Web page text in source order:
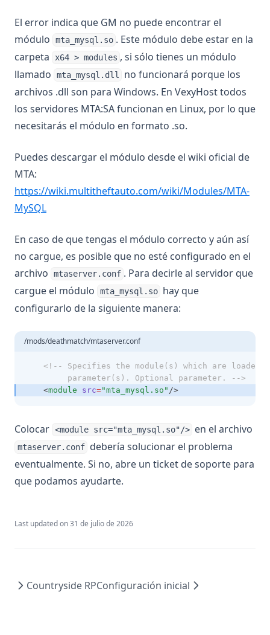
El error indica que GM no puede encontrar el
módulo
mta_mysql.so . Este módulo debe estar en la
carpeta
x64 > modules , si sólo tienes un módulo
llamado
mta_mysql.dll
no funcionará porque los
archivos .dll son para Windows. En VexyHost todos
los servidores MTA:SA funcionan en Linux, por lo que
necesitarás el módulo en formato .so.
Puedes descargar el módulo desde el wiki oficial de
MTA:
https://wiki.multitheftauto.com/wiki/Modules/MTA-
MySQL(opens in a new tab)
En caso de que tengas el módulo correcto y aún así
no cargue, es posible que no esté configurado en el
archivo
mtaserver.conf . Para decirle al servidor que
cargue el módulo
mta_mysql.so hay que
configurarlo de la siguiente manera:
/mods/deathmatch/mtaserver.conf
<!-- Specifies the module(s) which are loaded
         parameter(s). Optional parameter. -->
    <
module src="mta_mysql.so" />
Colocar <module src="mta_mysql.so"/> en el archivo
mtaserver.conf debería solucionar el problema
eventualmente. Si no, abre un ticket de soporte para
que podamos ayudarte.
Last updated on31 de julio de 2026
Countryside RPConfiguración inicial